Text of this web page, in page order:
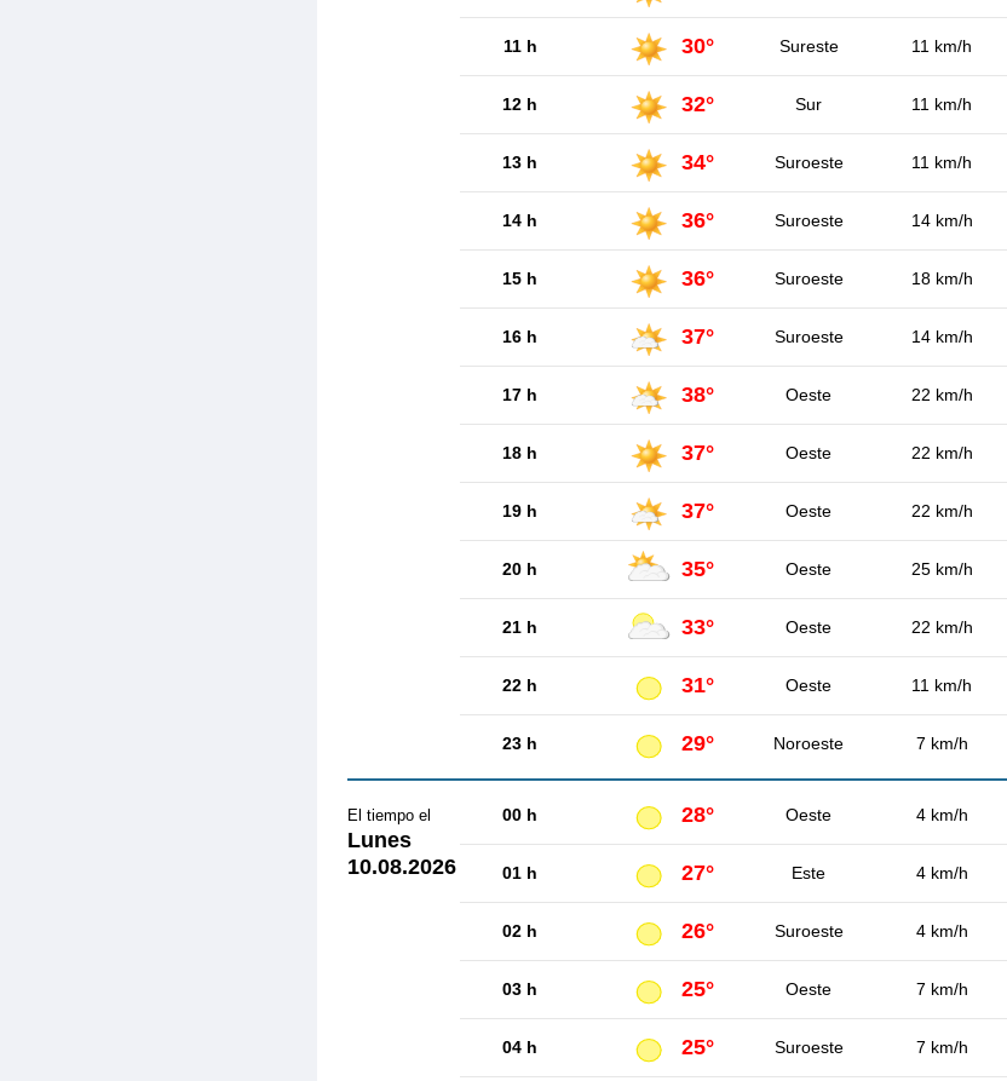
11 h 30° Sureste 11 km/h
12 h 32° Sur 11 km/h
13 h 34° Suroeste 11 km/h
14 h 36° Suroeste 14 km/h
15 h 36° Suroeste 18 km/h
16 h 37° Suroeste 14 km/h
17 h 38° Oeste 22 km/h
18 h 37° Oeste 22 km/h
19 h 37° Oeste 22 km/h
20 h 35° Oeste 25 km/h
21 h 33° Oeste 22 km/h
22 h 31° Oeste 11 km/h
23 h 29° Noroeste 7 km/h
El tiempo el
Lunes
10.08.2026
00 h 28° Oeste 4 km/h
01 h 27° Este 4 km/h
02 h 26° Suroeste 4 km/h
03 h 25° Oeste 7 km/h
04 h 25° Suroeste 7 km/h